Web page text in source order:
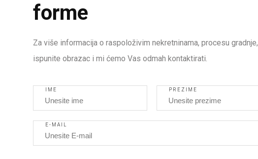
forme
Za više informacija o raspoloživim nekretninama, procesu gradnje,
ispunite obrazac i mi ćemo Vas odmah kontaktirati.
IME PREZIME
E-MAIL